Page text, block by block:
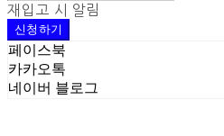
재입고 시 알림
신청하기
페이스북
카카오톡
네이버 블로그